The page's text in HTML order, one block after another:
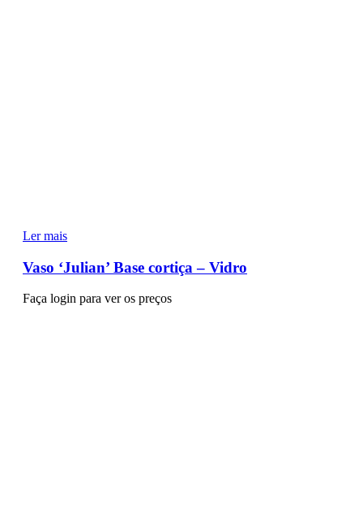
Ler mais
Vaso ‘Julian’ Base cortiça – Vidro
Faça login para ver os preços